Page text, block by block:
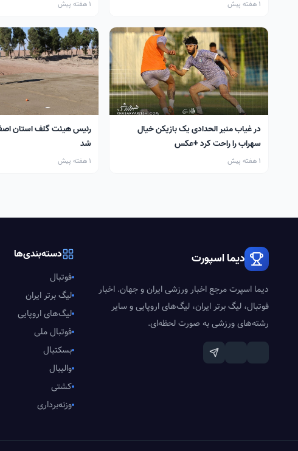
1 هفته پیش 1 هفته پیش
در غیاب منیر الحدادی یک بازیکن خیال
سهراب را راحت کرد +عکس
1 هفته پیش
رئیس هیئت گلف استان
شد
1 هفته پیش
دیما اسپورت
دیما اسپرت مرجع اخبار ورزشی ایران و جهان. اخبار
فوتبال، لیگ برتر ایران، لیگ‌های اروپایی و سایر
رشته‌های ورزشی به صورت لحظه‌ای.
دسته‌بندی‌ها
فوتبال
لیگ برتر ایران
لیگ‌های اروپایی
فوتبال ملی
بسکتبال
والیبال
کشتی
وزنه‌برداری